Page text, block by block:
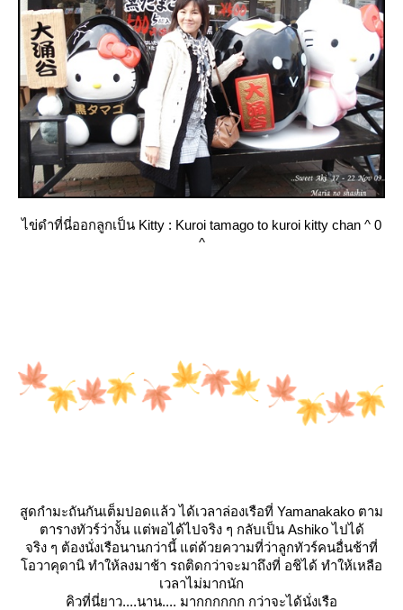
ไข่ดำที่นี่ออกลูกเป็น Kitty : Kuroi tamago to kuroi kitty chan ^ 0
^
สูดกำมะถันกันเต็มปอดแล้ว ได้เวลาล่องเรือที่ Yamanakako ตาม
ตารางทัวร์ว่างั้น แต่พอได้ไปจริง ๆ กลับเป็น Ashiko ไปได้
จริง ๆ ต้องนั่งเรือนานกว่านี้ แต่ด้วยความที่ว่าลูกทัวร์คนอื่นช้าที่
อวาคุดานิ ทำให้ลงมาช้า รถติดกว่าจะมาถึงที่ อชิได้ ทำให้เหลือ
เวลาไม่มากนัก
คิวที่นี่ยาว....นาน.... มากกกกกก กว่าจะได้นั่งเรือ